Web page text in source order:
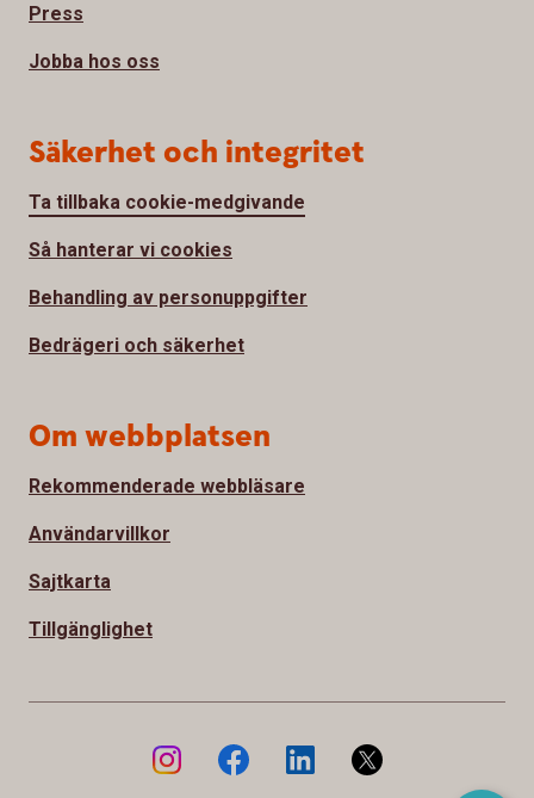
Press
Jobba hos oss
Säkerhet och integritet
Ta tillbaka cookie-medgivande
Så hanterar vi cookies
Behandling av personuppgifter
Bedrägeri och säkerhet
Om webbplatsen
Rekommenderade webbläsare
Användarvillkor
Sajtkarta
Tillgänglighet